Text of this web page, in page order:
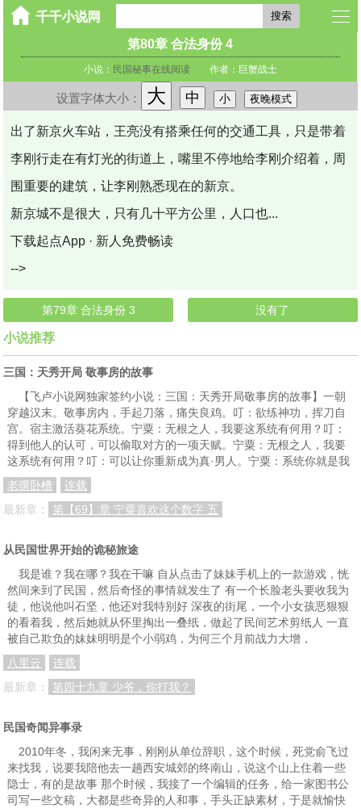
搜索
第80章 合法身份 4
小说： 民国秘事在线阅读 作者：巨蟹战士
设置字体大小： 大 中 小 夜晚模式
出了新京火车站，王亮没有搭乘任何的交通工具，只是带着
李刚行走在有灯光的街道上，嘴里不停地给李刚介绍着，周
围重要的建筑，让李刚熟悉现在的新京。
新京城不是很大，只有几十平方公里，人口也...
下载起点App · 新人免费畅读
-->
第79章 合法身份 3 没有了
小说推荐
三国：天秀开局 敬事房的故事
【飞卢小说网独家签约小说：三国：天秀开局敬事房的故事】一朝
穿越汉末。敬事房内，手起刀落，痛失良鸡。叮：欲练神功，挥刀自
宫。宿主激活葵花系统。宁粟：无根之人，我要这系统有何用？叮：
得到他人的认可，可以偷取对方的一项天赋。宁粟：无根之人，我要
这系统有何用？叮：可以让你重新成为真·男人。宁粟：系统你就是我
老骥卧槽
连载
最新章：
第【69】章 宁粟喜欢这个数字 五
从民国世界开始的诡秘旅途
我是谁？我在哪？我在干嘛 自从点击了妹妹手机上的一款游戏，恍
然间来到了民国，然后奇怪的事情就发生了 有一个长脸老头要收我为
徒，他说他叫石坚，他还对我特别好 深夜的街尾，一个小女孩恶狠狠
的看着我，然后她就从怀里掏出一叠纸，做起了民间艺术剪纸人 一直
被自己欺负的妹妹明明是个小弱鸡，为何三个月前战力大增，
八里云
连载
最新章：
第四十九章 少爷，你打我？
民国奇闻异事录
2010年冬，我闲来无事，刚刚从单位辞职，这个时候，死党俞飞过
来找我，说要我陪他去一趟西安城郊的终南山，说这个山上住着一些
隐士，有的是故事 那个时候，我接了一个编辑的任务，给一家图书公
司写一些文稿，大都是些奇异的人和事，手头正缺素材，于是就愉快